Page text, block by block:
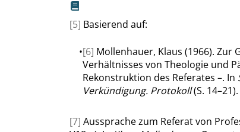
[5] Basierend auf:
•[6] Mollenhauer, Klaus (1966). Zur
Verhältnisses von Theologie und
Rekonstruktion des Referates –. In
Verkündigung. Protokoll(S.
[7] Aussprache zum Referat von